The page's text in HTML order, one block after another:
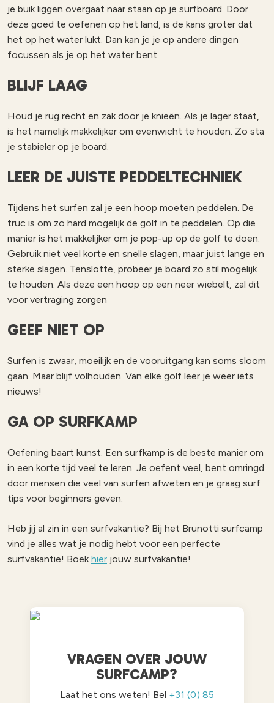
je buik liggen overgaat naar staan op je surfboard. Door
deze goed te oefenen op het land, is de kans groter dat
het op het water lukt. Dan kan je je op andere dingen
focussen als je op het water bent.
BLIJF LAAG
Houd je rug recht en zak door je knieën. Als je lager staat,
is het namelijk makkelijker om evenwicht te houden. Zo sta
je stabieler op je board.
LEER DE JUISTE PEDDELTECHNIEK
Tijdens het surfen zal je een hoop moeten peddelen. De
truc is om zo hard mogelijk de golf in te peddelen. Op die
manier is het makkelijker om je pop-up op de golf te doen.
Gebruik niet veel korte en snelle slagen, maar juist lange en
sterke slagen. Tenslotte, probeer je board zo stil mogelijk
te houden. Als deze een hoop op een neer wiebelt, zal dit
voor vertraging zorgen
GEEF NIET OP
Surfen is zwaar, moeilijk en de vooruitgang kan soms sloom
gaan. Maar blijf volhouden. Van elke golf leer je weer iets
nieuws!
GA OP SURFKAMP
Oefening baart kunst. Een surfkamp is de beste manier om
in een korte tijd veel te leren. Je oefent veel, bent omringd
door mensen die veel van surfen afweten en je graag surf
tips voor beginners geven.
Heb jij al zin in een surfvakantie? Bij het Brunotti surfcamp
vind je alles wat je nodig hebt voor een perfecte
surfvakantie! Boek hier jouw surfvakantie!
VRAGEN OVER JOUW
SURFCAMP?
Laat het ons weten! Bel +31 (0) 85